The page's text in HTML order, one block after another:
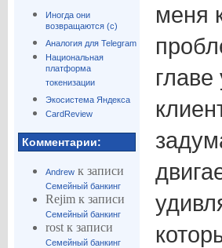
Иногда они
возвращаются (с)
Аналогия для Telegram
Национальная
платформа
токенизации
Экосистема Яндекса
CardReview
Комментарии:
Andrewк записи
Семейный банкинг
Rejimк записи
Семейный банкинг
rostк записи
Семейный банкинг
меня